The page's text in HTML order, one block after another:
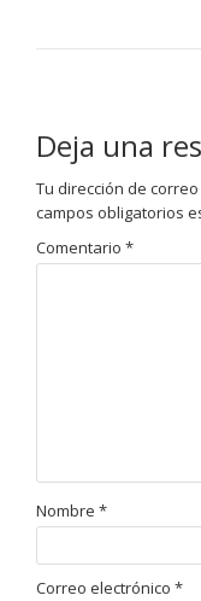
Deja una
Tu dirección de
campos obligatorios
Comentario *
Nombre *
Correo electrónico *